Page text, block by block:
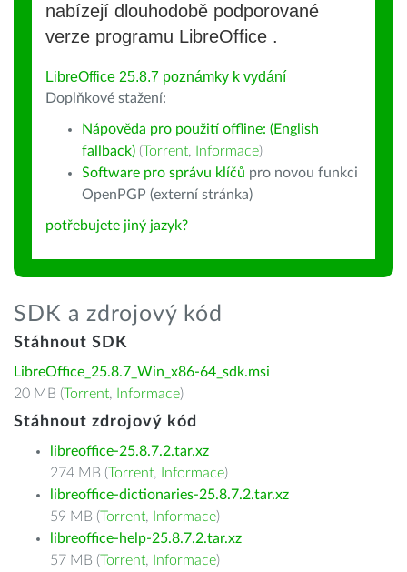
nabízejí dlouhodobě podporované
verze programu LibreOffice .
LibreOffice 25.8.7 poznámky k vydání
Doplňkové stažení:
Nápověda pro použití offline: (English
fallback) (Torrent, Informace)
Software pro správu klíčů pro novou funkci
OpenPGP (externí stránka)
potřebujete jiný jazyk?
SDK a zdrojový kód
Stáhnout SDK
LibreOffice_25.8.7_Win_x86-64_sdk.msi
20 MB (Torrent, Informace)
Stáhnout zdrojový kód
libreoffice-25.8.7.2.tar.xz
274 MB (Torrent, Informace)
libreoffice-dictionaries-25.8.7.2.tar.xz
59 MB (Torrent, Informace)
libreoffice-help-25.8.7.2.tar.xz
57 MB (Torrent, Informace)